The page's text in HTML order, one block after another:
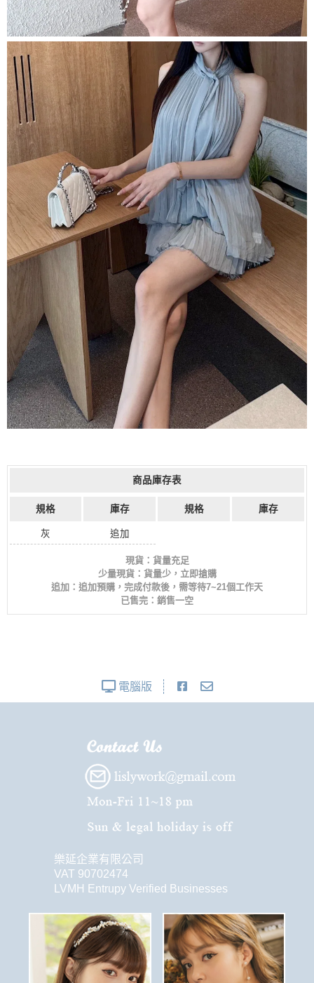
商品庫存表
規格 庫存 規格 庫存
灰 追加
現貨：貨量充足
少量現貨：貨量少，立即搶購
追加：追加預購，完成付款後，需等待7~21個工作天
已售完：銷售一空
電腦版
樂延企業有限公司
VAT 90702474
LVMH Entrupy Verified Businesses